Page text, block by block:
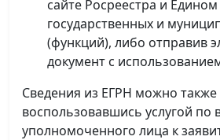
сайте Росреестра и
государственных и
(функций), либо отправив
документ с
Сведения из ЕГРН можно также
воспользовавшись услугой по
уполномоченного лица к